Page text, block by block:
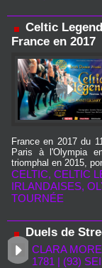
Celtic
France en 2017
France en 2017 du
Paris à l'Olympia
triomphal en 2015,
CELTIC, CELTIC
IRLANDAISES,
TOURNÉE
Duels de
CLARA
1781 | (93)